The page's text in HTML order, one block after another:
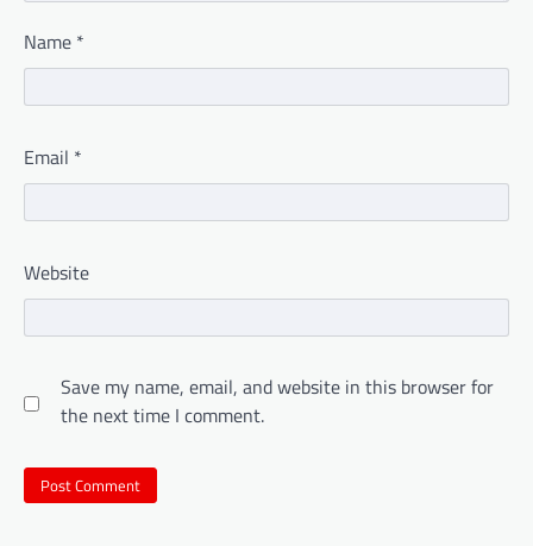
Name *
Email *
Website
Save my name, email, and website in this browser for
the next time I comment.